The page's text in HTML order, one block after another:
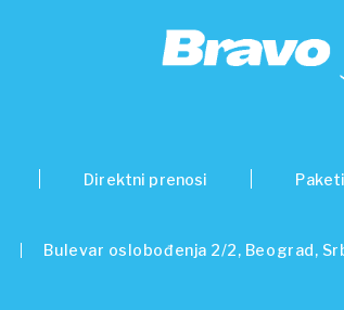
Direktni prenosi Paketi
Bulevar oslobođenja 2/2, Beograd,